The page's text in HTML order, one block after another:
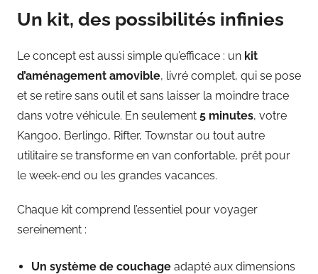
Un kit, des possibilités infinies
Le concept est aussi simple qu’efficace : un kit
d’aménagement amovible, livré complet, qui se pose
et se retire sans outil et sans laisser la moindre trace
dans votre véhicule. En seulement 5 minutes, votre
Kangoo, Berlingo, Rifter, Townstar ou tout autre
utilitaire se transforme en van confortable, prêt pour
le week-end ou les grandes vacances.
Chaque kit comprend l’essentiel pour voyager
sereinement :
Un système de couchage adapté aux dimensions